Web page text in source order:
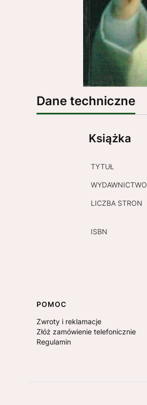
Dane techniczne
Książka
TYTUŁ
WYDAWNICTWO
LICZBA STRON
ISBN
Linki w stopce
POMOC
Zwroty i reklamacje
Złóż zamówienie telefonicznie
Regulamin